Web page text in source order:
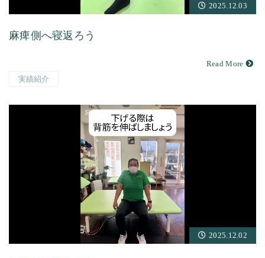
2025.12.03
麻痺側へ寝返ろう
Read More
実績紹介
2025.12.02